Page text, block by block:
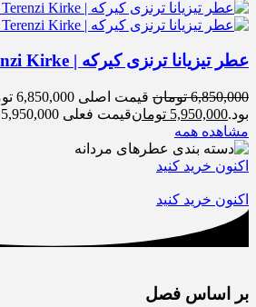
عطر تیزیانا ترنزی کیرکه | Tiziana Terenzi Kirke
6,850,000 تومان
قیمت
بود.5,950,000 تومانقیمت فعلی 5,950,000 تومان است.
مشاهده همه
اکنون خرید کنید
اکنون خرید کنید
بر اساس فصل